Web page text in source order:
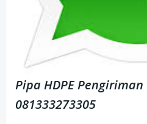
Pipa HDPE
081333273305